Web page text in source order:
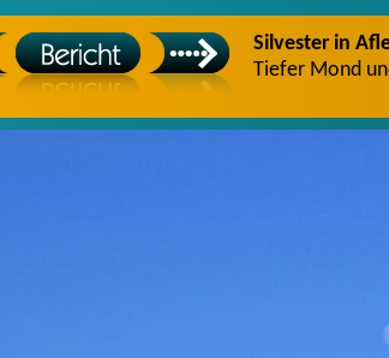
Silvester in
Tiefer Mond